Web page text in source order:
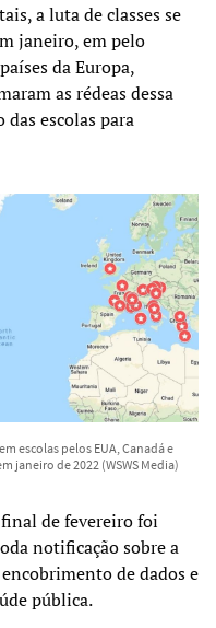
a luta de classes se
janeiro, em pelo
da Europa,
as rédeas dessa
escolas para
escolas pelos EUA, Canadá e
janeiro de 2022 (WSWS Media)
de fevereiro foi
notificação sobre a
de dados e
pública.